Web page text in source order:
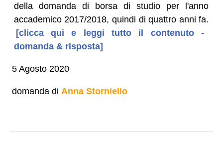
della domanda di borsa di studio per l'anno
accademico 2017/2018, quindi di quattro anni fa.
[clicca qui e leggi tutto il contenuto -
domanda & risposta]
5 Agosto 2020
domanda di Anna Storniello